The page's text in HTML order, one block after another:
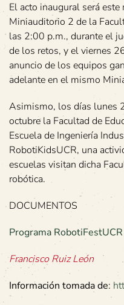
El acto inaugural será
Miniauditorio 2 de la
las 2:00 p.m., durante el
de los retos, y el viernes
anuncio de los equipos
adelante en el mismo
Asimismo, los días lunes
octubre la Facultad de
Escuela de Ingeniería
RobotiKidsUCR, una
escuelas visitan dicha
robótica.
DOCUMENTOS
Programa RobotiFestUCR
Francisco Ruiz León
Información tomada de: